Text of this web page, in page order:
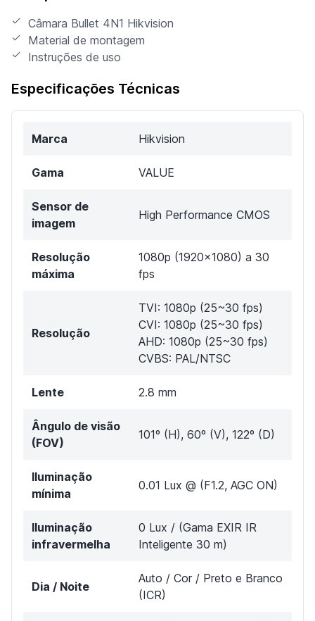
Câmara Bullet 4N1 Hikvision
Material de montagem
Instruções de uso
Especificações Técnicas
Marca Hikvision
Gama VALUE
Sensor de
imagem
High Performance CMOS
Resolução
máxima
1080p (1920x1080) a 30
fps
Resolução
TVI: 1080p (25~30 fps)
CVI: 1080p (25~30 fps)
AHD: 1080p (25~30 fps)
CVBS: PAL/NTSC
Lente 2.8 mm
Ângulo de visão
(FOV)
101º (H), 60º (V), 122º (D)
Iluminação
mínima
0.01 Lux @ (F1.2, AGC ON)
Iluminação
infravermelha
0 Lux / (Gama EXIR IR
Inteligente 30 m)
Dia / Noite
Auto / Cor / Preto e Branco
(ICR)